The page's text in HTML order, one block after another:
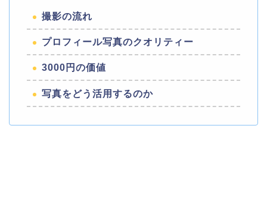
撮影の流れ
プロフィール写真のクオリティー
3000円の価値
写真をどう活用するのか